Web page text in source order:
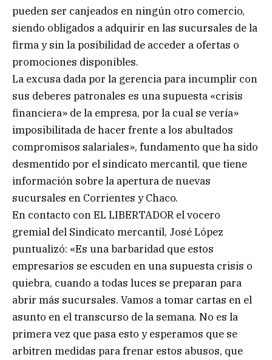
pueden ser canjeados en ningún otro comercio,
siendo obligados a adquirir en las sucursales de la
firma y sin la posibilidad de acceder a ofertas o
promociones disponibles.
La excusa dada por la gerencia para incumplir con
sus deberes patronales es una supuesta «crisis
financiera» de la empresa, por la cual se vería»
imposibilitada de hacer frente a los abultados
compromisos salariales», fundamento que ha sido
desmentido por el sindicato mercantil, que tiene
información sobre la apertura de nuevas
sucursales en Corrientes y Chaco.
En contacto con EL LIBERTADOR el vocero
gremial del Sindicato mercantil, José López
puntualizó: «Es una barbaridad que estos
empresarios se escuden en una supuesta crisis o
quiebra, cuando a todas luces se preparan para
abrir más sucursales. Vamos a tomar cartas en el
asunto en el transcurso de la semana. No es la
primera vez que pasa esto y esperamos que se
arbitren medidas para frenar estos abusos, que